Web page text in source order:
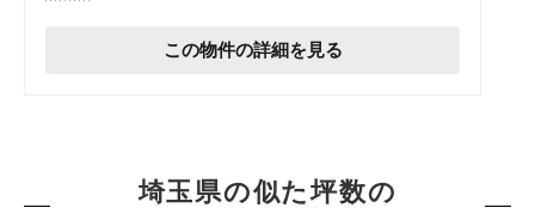
この物件の詳細を見る
埼玉県の似た坪数の